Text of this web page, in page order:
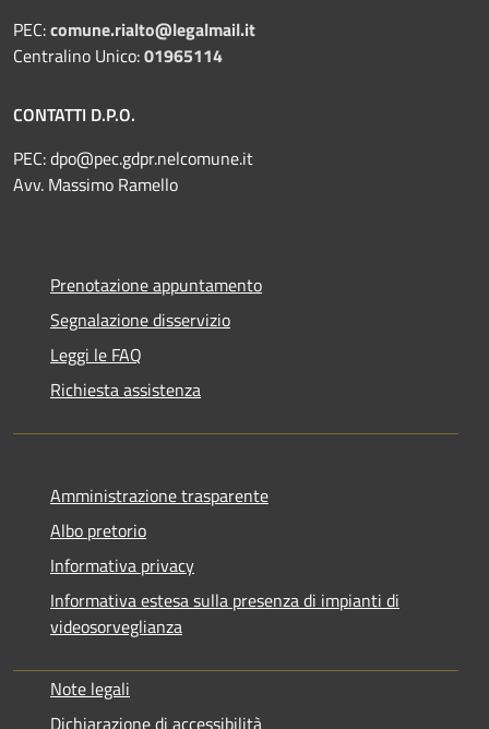
PEC:comune.rialto@legalmail.it
Centralino Unico:01965114
CONTATTI D.P.O.
PEC:dpo@pec.gdpr.nelcomune.it
Avv. Massimo Ramello
Prenotazione appuntamento
Segnalazione disservizio
Leggi le FAQ
Richiesta assistenza
Amministrazione trasparente
Albo pretorio
Informativa privacy
Informativa estesa sulla presenza di impianti di
videosorveglianza
Note legali
Dichiarazione di accessibilità